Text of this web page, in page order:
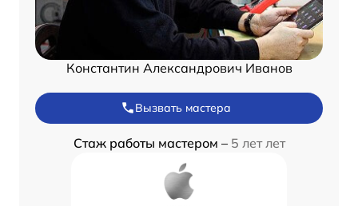
Константин Александрович Иванов
Вызвать мастера
Стаж работы мастером – 5 лет лет